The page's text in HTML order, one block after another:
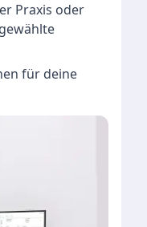
Praxis oder
für deine